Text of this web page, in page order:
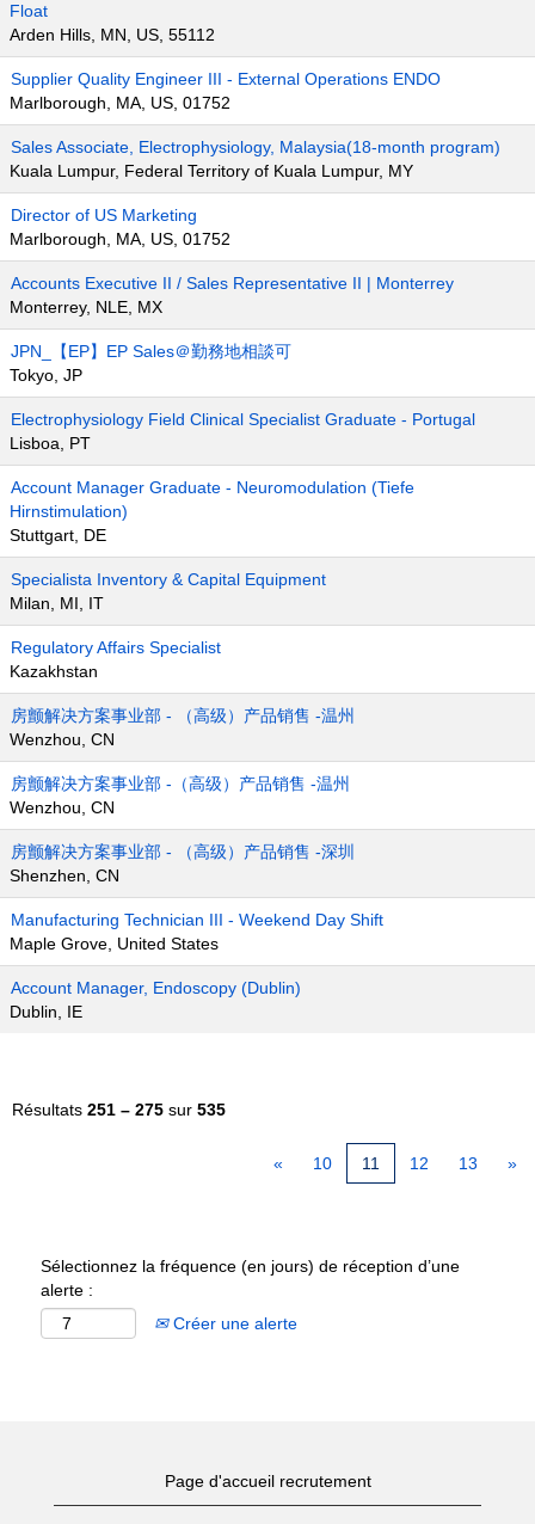
Float
Arden Hills, MN, US, 55112
Supplier Quality Engineer III - External Operations ENDO
Marlborough, MA, US, 01752
Sales Associate, Electrophysiology, Malaysia(18-month program)
Kuala Lumpur, Federal Territory of Kuala Lumpur, MY
Director of US Marketing
Marlborough, MA, US, 01752
Accounts Executive II / Sales Representative II | Monterrey
Monterrey, NLE, MX
JPN_【EP】EP Sales＠勤務地相談可
Tokyo, JP
Electrophysiology Field Clinical Specialist Graduate - Portugal
Lisboa, PT
Account Manager Graduate - Neuromodulation (Tiefe
Hirnstimulation)
Stuttgart, DE
Specialista Inventory & Capital Equipment
Milan, MI, IT
Regulatory Affairs Specialist
Kazakhstan
房颤解决方案事业部 - （高级）产品销售 -温州
Wenzhou, CN
房颤解决方案事业部 -（高级）产品销售 -温州
Wenzhou, CN
房颤解决方案事业部 - （高级）产品销售 -深圳
Shenzhen, CN
Manufacturing Technician III - Weekend Day Shift
Maple Grove, United States
Account Manager, Endoscopy (Dublin)
Dublin, IE
Résultats 251 – 275 sur 535
« 10 11 12 13 »
Sélectionnez la fréquence (en jours) de réception d’une
alerte :
Créer une alerte
Page d'accueil recrutement